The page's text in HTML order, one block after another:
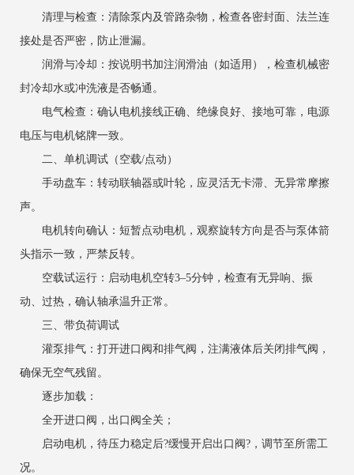
清理与检查：清除泵内及管路杂物，检查各密封面、法兰连
接处是否严密，防止泄漏。
润滑与冷却：按说明书加注润滑油（如适用），检查机械密
封冷却水或冲洗液是否畅通。
电气检查：确认电机接线正确、绝缘良好、接地可靠，电源
电压与电机铭牌一致。
二、单机调试（空载/点动）
手动盘车：转动联轴器或叶轮，应灵活无卡滞、无异常摩擦
声。
电机转向确认：短暂点动电机，观察旋转方向是否与泵体箭
头指示一致，严禁反转。
空载试运行：启动电机空转3–5分钟，检查有无异响、振
动、过热，确认轴承温升正常。
三、带负荷调试
灌泵排气：打开进口阀和排气阀，注满液体后关闭排气阀，
确保无空气残留。
逐步加载：
全开进口阀，出口阀全关；
启动电机，待压力稳定后?缓慢开启出口阀?，调节至所需工
况。